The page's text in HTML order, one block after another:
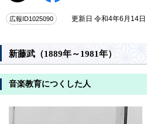
広報ID1025090 更新日 令和4年6月14日
新藤武（1889年～1981年）
音楽教育につくした人